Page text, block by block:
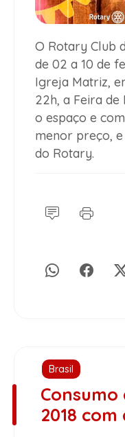
O Rotary Club
de 02 a 10 de
Igreja Matriz,
22h, a Feira de
o espaço e
menor preço,
do Rotary.
Brasil
2018 com